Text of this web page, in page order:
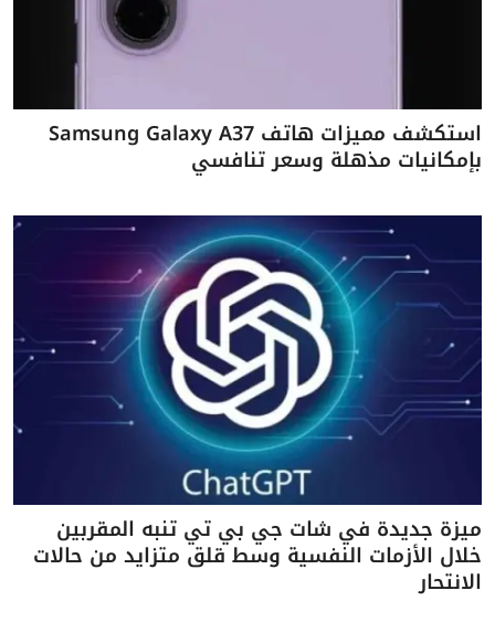
استكشف مميزات هاتف Samsung Galaxy A37
بإمكانيات مذهلة وسعر تنافسي
ميزة جديدة في شات جي بي تي تنبه المقربين
خلال الأزمات النفسية وسط قلق متزايد من حالات
الانتحار